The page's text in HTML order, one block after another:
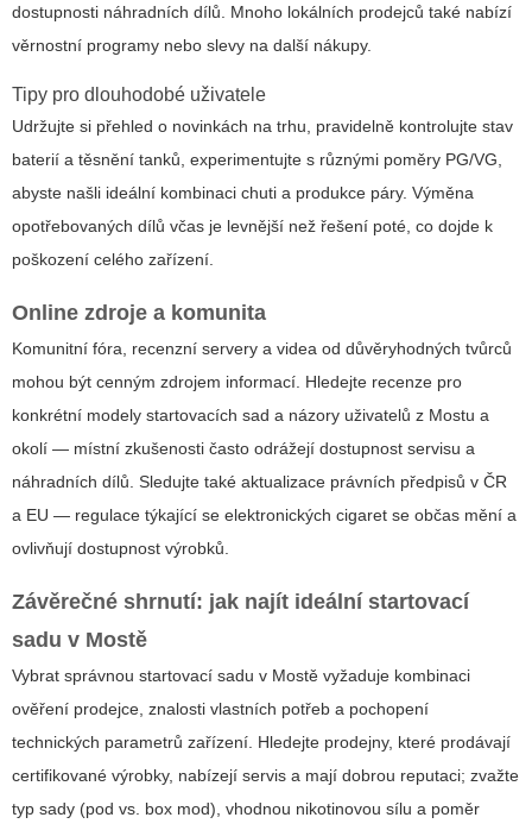
dostupnosti náhradních dílů. Mnoho lokálních prodejců také nabízí
věrnostní programy nebo slevy na další nákupy.
Tipy pro dlouhodobé uživatele
Udržujte si přehled o novinkách na trhu, pravidelně kontrolujte stav
baterií a těsnění tanků, experimentujte s různými poměry PG/VG,
abyste našli ideální kombinaci chuti a produkce páry. Výměna
opotřebovaných dílů včas je levnější než řešení poté, co dojde k
poškození celého zařízení.
Online zdroje a komunita
Komunitní fóra, recenzní servery a videa od důvěryhodných tvůrců
mohou být cenným zdrojem informací. Hledejte recenze pro
konkrétní modely startovacích sad a názory uživatelů z Mostu a
okolí — místní zkušenosti často odrážejí dostupnost servisu a
náhradních dílů. Sledujte také aktualizace právních předpisů v ČR
a EU — regulace týkající se elektronických cigaret se občas mění a
ovlivňují dostupnost výrobků.
Závěrečné shrnutí: jak najít ideální startovací
sadu v Mostě
Vybrat správnou startovací sadu v Mostě vyžaduje kombinaci
ověření prodejce, znalosti vlastních potřeb a pochopení
technických parametrů zařízení. Hledejte prodejny, které prodávají
certifikované výrobky, nabízejí servis a mají dobrou reputaci; zvažte
typ sady (pod vs. box mod), vhodnou nikotinovou sílu a poměr